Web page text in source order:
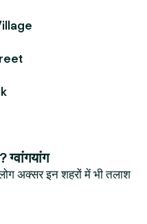
अक्सर इन शहरों में भी तलाश